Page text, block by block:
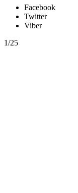
Facebook
Twitter
Viber
1/25